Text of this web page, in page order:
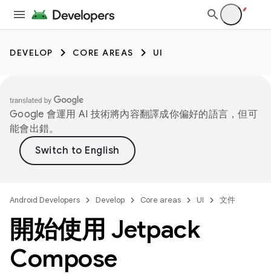
DEVELOP CORE AREAS UI
Google 會運用 AI 技術將內容翻譯成你偏好的語言，但可
能會出錯。
Android Developers Develop Core areas UI 文件
開始使用 Jetpack
Compose